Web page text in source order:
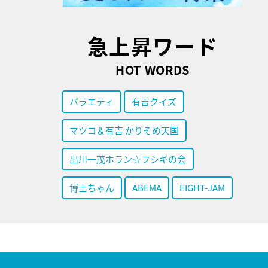
急上昇ワード
HOT WORDS
バラエティ 有吉クイズ
マツコ＆有吉 かりそめ天国
出川一茂ホラン☆フシギの会
博士ちゃん ABEMA EIGHT-JAM